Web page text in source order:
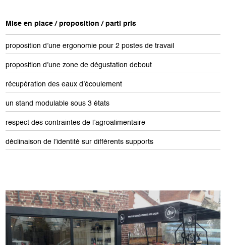
Mise en place / proposition / parti pris
proposition d’une ergonomie pour 2 postes de travail
proposition d’une zone de dégustation debout
récupération des eaux d’écoulement
un stand modulable sous 3 états
respect des contraintes de l’agroalimentaire
déclinaison de l’identité sur différents supports